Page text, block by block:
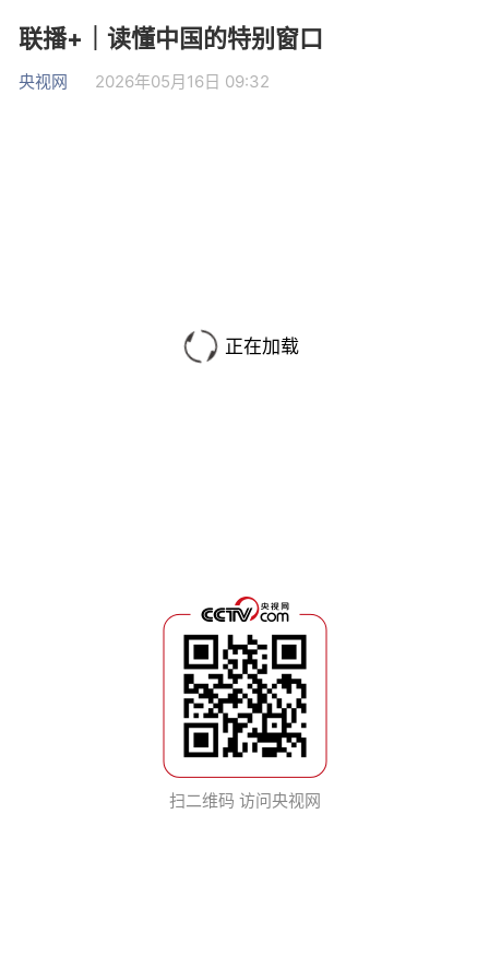
联播+｜读懂中国的特别窗口
央视网 2026年05月16日 09:32
正在加载
扫二维码 访问央视网